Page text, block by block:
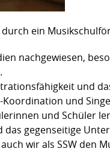
ein
nachgewiesen,
und
und
und Schüler
gegenseitige
wir als SSW den